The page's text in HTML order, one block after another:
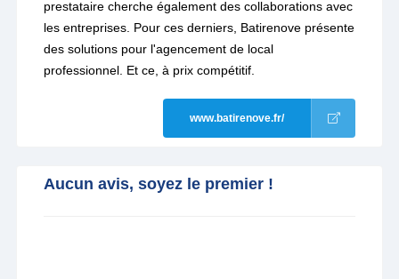
prestataire cherche également des collaborations avec
les entreprises. Pour ces derniers, Batirenove présente
des solutions pour l'agencement de local
professionnel. Et ce, à prix compétitif.
www.batirenove.fr/
Aucun avis, soyez le premier !